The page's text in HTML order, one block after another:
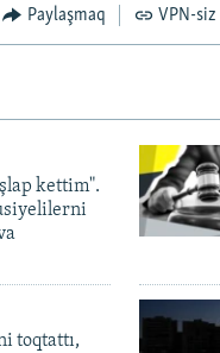
Paylaşmaq VPN-siz
kettim".
toqtattı,